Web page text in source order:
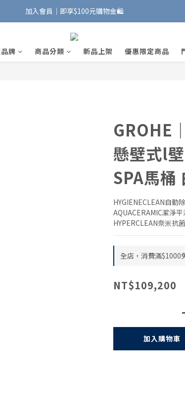
加入會員｜即享$100元購物金🛍️
加入會員｜即享$100元購物金🛍️
安裝維修服務｜Line ID @885wywfl
好友募集中｜官方Line ID @746aztjp
牌 商品分類 新品上架 優惠限定商品
GROHE
懸壁式l
SPA馬
HYGIENECLEAN自動
AQUACERAMIC潔淨
HYPERCLEAN奈米抗
全店，消費滿$1000
NT$109,200
加入購物車